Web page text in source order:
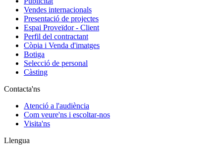
Vendes internacionals
Presentació de projectes
Espai Proveïdor - Client
Perfil del contractant
Còpia i Venda d'imatges
Botiga
Selecció de personal
Càsting
Contacta'ns
Atenció a l'audiència
Com veure'ns i escoltar-nos
Visita'ns
Llengua